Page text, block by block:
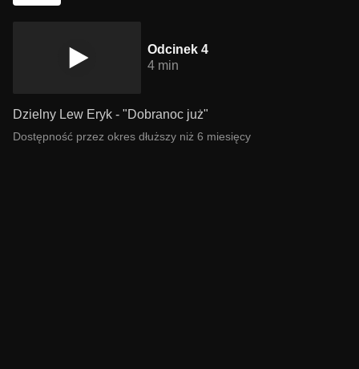
Odcinek 4
4 min
Dzielny Lew Eryk - "Dobranoc już"
Dostępność przez okres dłuższy niż 6 miesięcy